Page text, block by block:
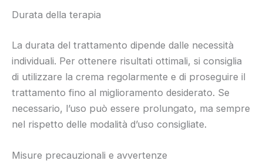
Durata della terapia
La durata del trattamento dipende dalle necessità
individuali. Per ottenere risultati ottimali, si consiglia
di utilizzare la crema regolarmente e di proseguire il
trattamento fino al miglioramento desiderato. Se
necessario, l’uso può essere prolungato, ma sempre
nel rispetto delle modalità d’uso consigliate.
Misure precauzionali e avvertenze